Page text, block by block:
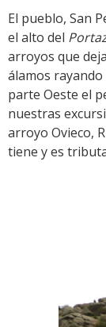
El pueblo, San
el alto del
arroyos que
álamos
parte Oeste el
nuestras
arroyo Ovieco,
tiene y es